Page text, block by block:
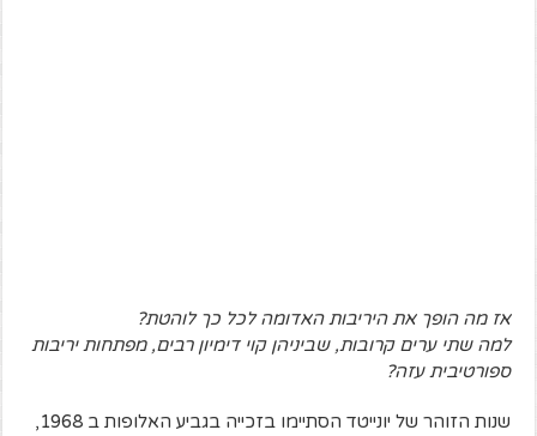
אז מה הופך את היריבות האדומה לכל כך לוהטת?
למה שתי ערים קרובות, שביניהן קוי דימיון רבים, מפתחות יריבות
ספורטיבית עזה?
שנות הזוהר של יונייטד הסתיימו בזכייה בגביע האלופות ב 1968,